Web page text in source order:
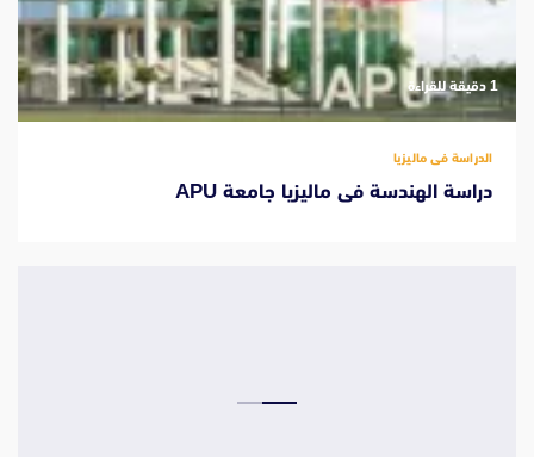
‫1 دقيقة للقراءة
الدراسة فى ماليزيا
دراسة الهندسة فى ماليزيا جامعة APU